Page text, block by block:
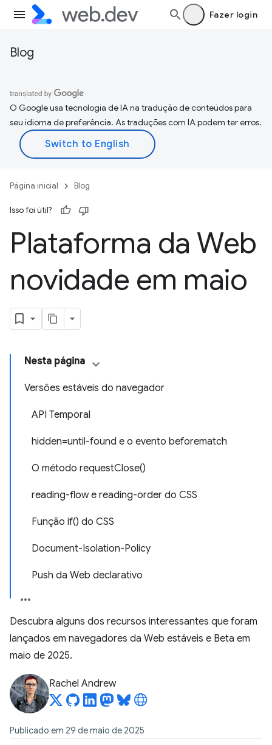
Fazer login
Blog
O Google usa tecnologia de IA na tradução de conteúdos para
seu idioma de preferência. As traduções com IA podem ter erros.
Página inicial Blog
Isso foi útil?
Plataforma da Web
novidade em maio
Nesta página
Versões estáveis do navegador
API Temporal
hidden=until-found e o evento beforematch
O método requestClose()
reading-flow e reading-order do CSS
Função if() do CSS
Document-Isolation-Policy
Push da Web declarativo
Descubra alguns dos recursos interessantes que foram
lançados em navegadores da Web estáveis e Beta em
maio de 2025.
Rachel Andrew
Publicado em 29 de maio de 2025